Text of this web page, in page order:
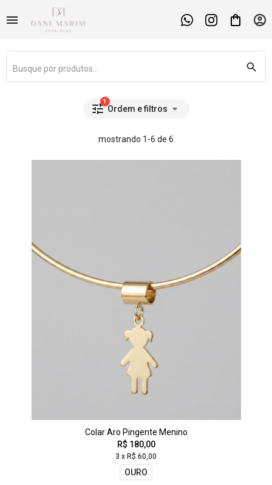
menu shopping_bag account_circle
search
tune1
Ordem e filtros arrow_drop_down
mostrando 1-6 de 6
Colar Aro Pingente Menino
R$ 180,00
3 x R$ 60,00
OURO